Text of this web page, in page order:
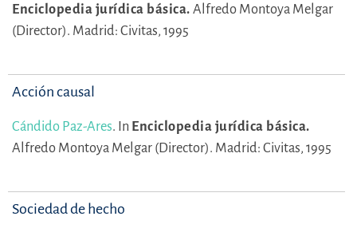
Enciclopedia jurídica básica. Alfredo Montoya Melgar
(Director). Madrid: Civitas, 1995
Acción causal
Cándido Paz-Ares. In Enciclopedia jurídica básica.
Alfredo Montoya Melgar (Director). Madrid: Civitas, 1995
Sociedad de hecho